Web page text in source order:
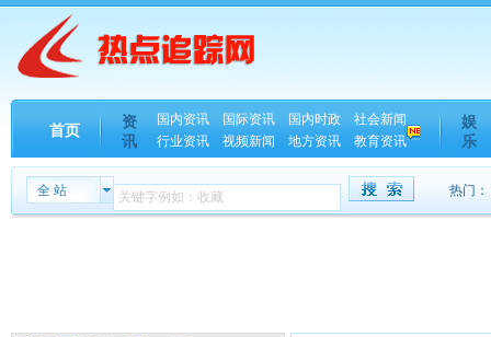
首页
资
讯
国内资讯 国际资讯 国内时政
社会新闻
行业资讯
视频新闻 地方资讯 教育资讯
娱
乐
全 站 热门：